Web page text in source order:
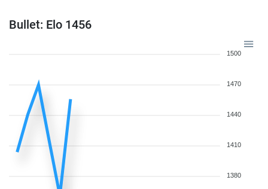
Bullet: Elo 1456
1500
1470
1440
1410
1380